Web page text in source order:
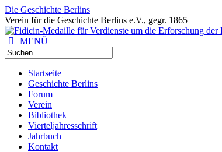
Die Geschichte Berlins
Verein für die Geschichte Berlins e.V., gegr. 1865
MENÜ
Startseite
Geschichte Berlins
Forum
Verein
Bibliothek
Vierteljahresschrift
Jahrbuch
Kontakt